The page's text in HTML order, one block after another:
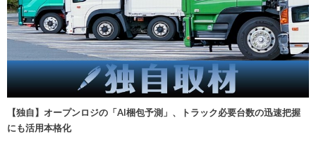
【独自】オープンロジの「AI梱包予測」、トラック必要台数の迅速把握
にも活用本格化